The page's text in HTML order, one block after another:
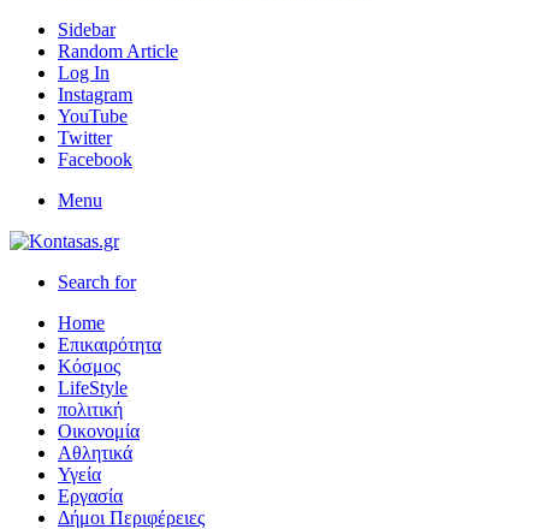
Sidebar
Random Article
Log In
Instagram
YouTube
Twitter
Facebook
Menu
Search for
Home
Επικαιρότητα
Κόσμος
LifeStyle
πολιτική
Οικονομία
Αθλητικά
Υγεία
Εργασία
Δήμοι Περιφέρειες